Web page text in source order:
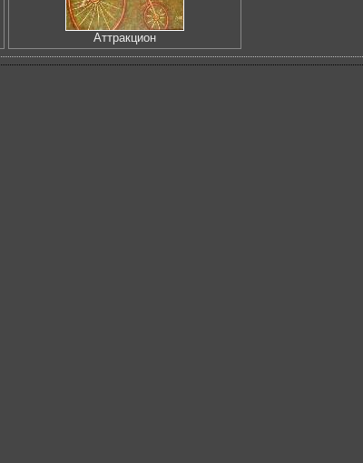
Аттракцион